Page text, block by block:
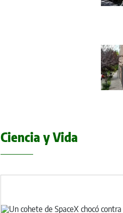
Ciencia y Vida